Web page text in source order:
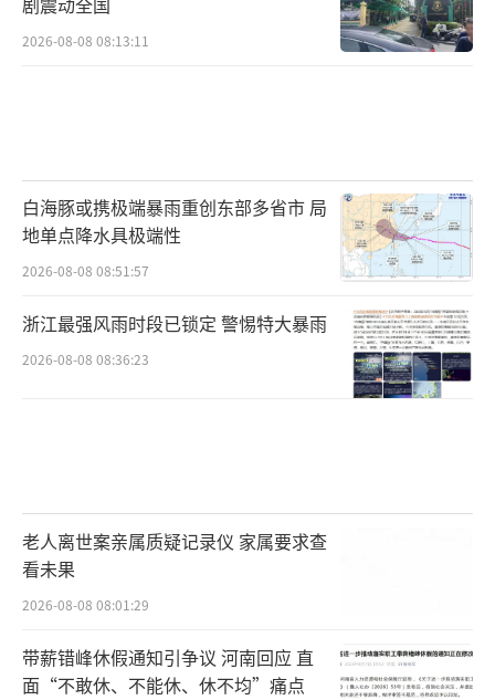
2026-08-08 08:13:11
白海豚或携极端暴雨重创东部多省市 局
地单点降水具极端性
2026-08-08 08:51:57
浙江最强风雨时段已锁定 警惕特大暴雨
2026-08-08 08:36:23
老人离世案亲属质疑记录仪 家属要求查
看未果
2026-08-08 08:01:29
带薪错峰休假通知引争议 河南回应 直
面“不敢休、不能休、休不均”痛点